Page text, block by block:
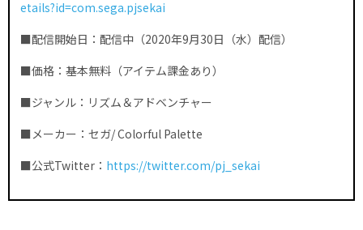
etails?id=com.sega.pjsekai
■配信開始日：配信中（2020年9月30日（水）配信）
■価格：基本無料（アイテム課金あり）
■ジャンル：リズム＆アドベンチャー
■メーカー：セガ/ Colorful Palette
■公式Twitter： https://twitter.com/pj_sekai